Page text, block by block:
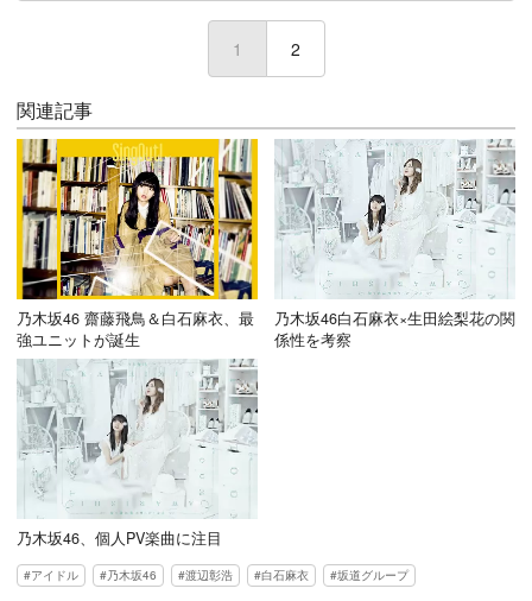
1 (current)
2
関連記事
乃木坂46 齋藤飛鳥＆白石麻衣、最
強ユニットが誕生
乃木坂46白石麻衣×生田絵梨花の関
係性を考察
乃木坂46、個人PV楽曲に注目
アイドル 乃木坂46 渡辺彰浩 白石麻衣 坂道グループ